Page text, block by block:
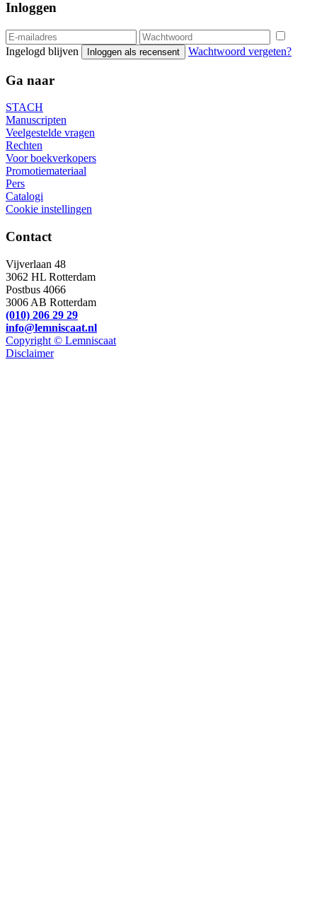
Inloggen
Ingelogd blijven Inloggen als recensent Wachtwoord vergeten?
Ga naar
STACH
Manuscripten
Veelgestelde vragen
Rechten
Voor boekverkopers
Promotiemateriaal
Pers
Catalogi
Cookie instellingen
Contact
Vijverlaan 48
3062 HL Rotterdam
Postbus 4066
3006 AB Rotterdam
(010) 206 29 29
info@lemniscaat.nl
Copyright © Lemniscaat
Disclaimer